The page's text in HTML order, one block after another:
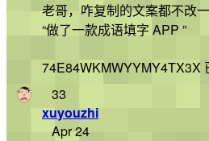
老哥，咋复制的文案都不改
“做了一款成语填字 APP ”
74E84WKMWYYMY4TX3X
33
xuyouzhi
Apr 24